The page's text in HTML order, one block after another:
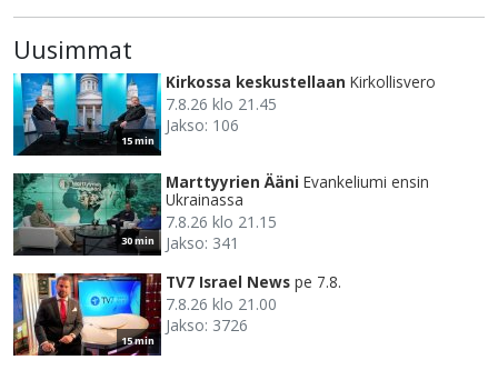
Uusimmat
15 min
Kirkossa keskustellaan Kirkollisvero
7.8.26 klo 21.45
Jakso: 106
30 min
Marttyyrien Ääni Evankeliumi ensin
Ukrainassa
7.8.26 klo 21.15
Jakso: 341
15 min
TV7 Israel News pe 7.8.
7.8.26 klo 21.00
Jakso: 3726